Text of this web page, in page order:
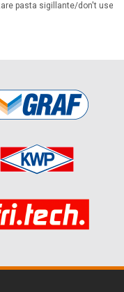
pasta sigillante/don't use